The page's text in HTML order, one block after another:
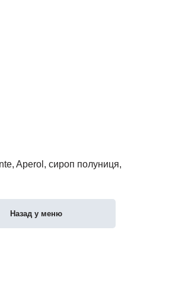
Aperol, сироп полуниця,
Назад у меню